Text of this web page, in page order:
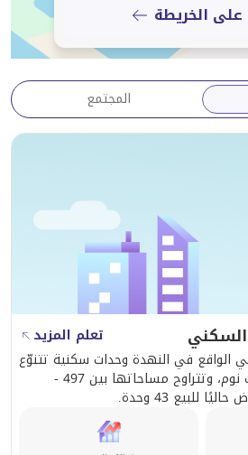
الخريطة
المجتمع
تعلم المزيد
الواقع في النهدة وحدات سكنية تتنوّع
بين استوديو إلى 30 غرف نوم، وتتراوح مساحاتها بين 497 -